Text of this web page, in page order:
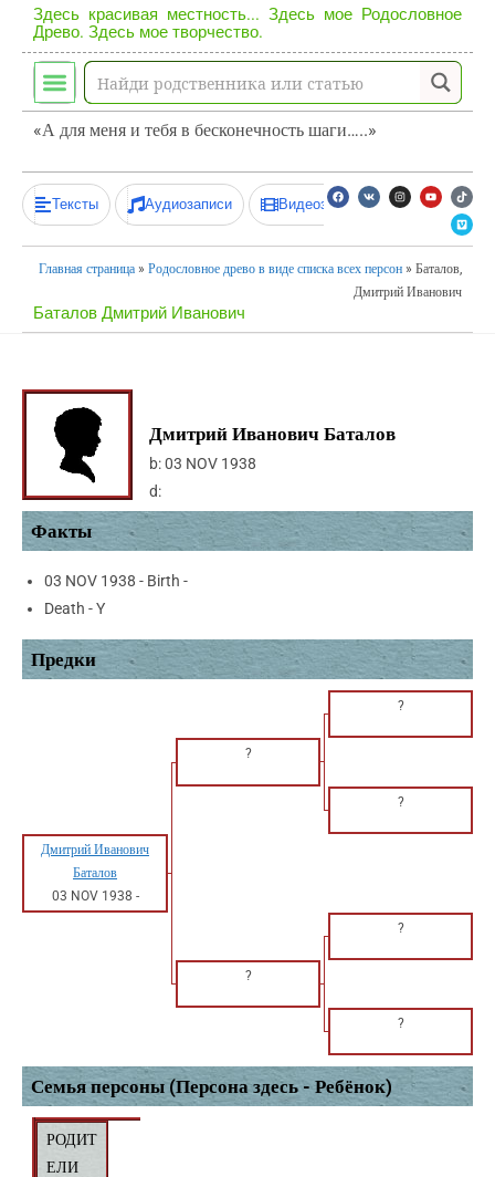
Здесь красивая местность... Здесь мое Родословное
Древо. Здесь мое творчество.
«А для меня и тебя в бесконечность шаги…..»
Тексты Аудиозаписи Видеозаписи
Главная страница » Родословное древо в виде списка всех персон » Баталов,
Дмитрий Иванович
Баталов Дмитрий Иванович
Дмитрий Иванович Баталов
b:03 NOV 1938
d:
Факты
03 NOV 1938 - Birth -
Death - Y
Предки
?
?
?
Дмитрий Иванович
Баталов
03 NOV 1938 -
?
?
?
Семья персоны (Персона здесь - Ребёнок)
РОДИТ
ЕЛИ